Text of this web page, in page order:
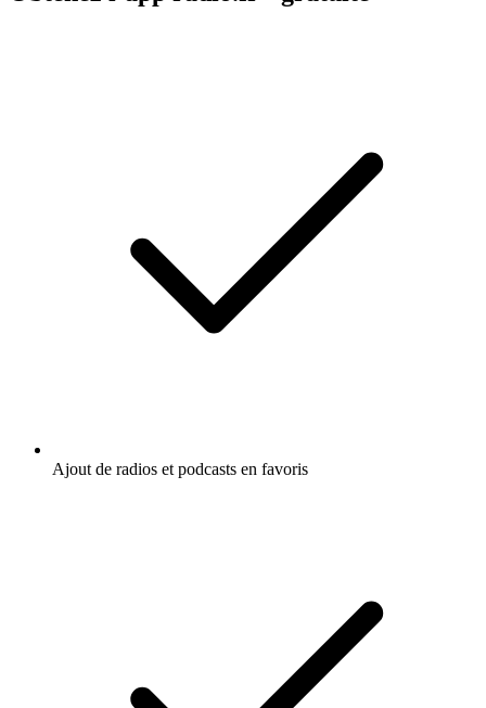
Ajout de radios et podcasts en favoris